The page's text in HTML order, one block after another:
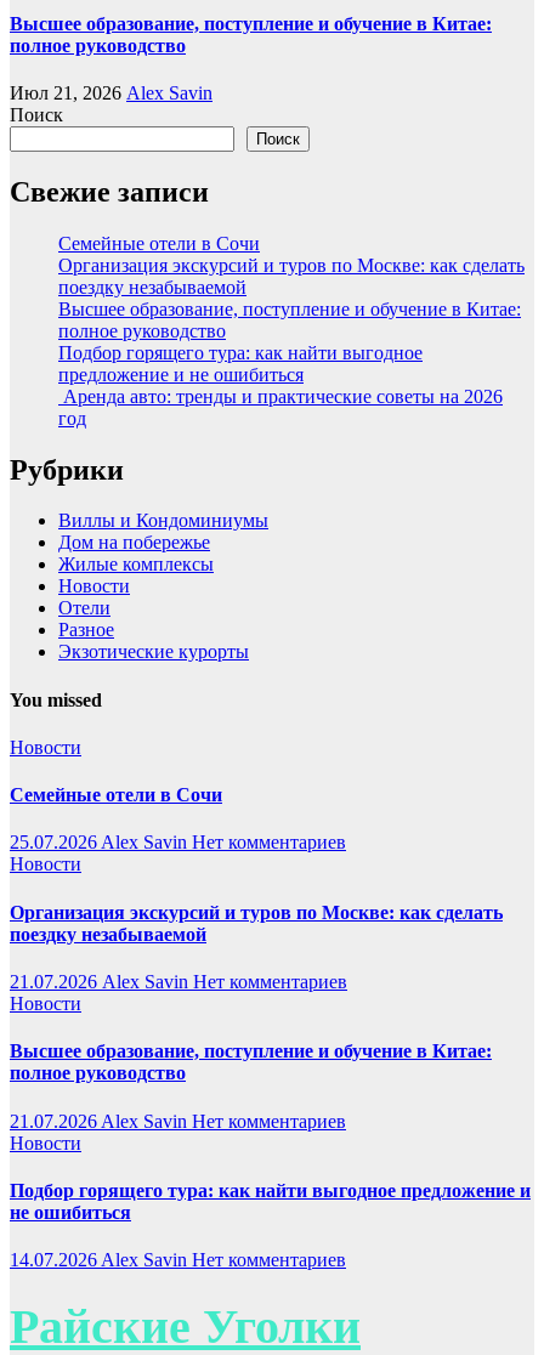
Высшее образование, поступление и обучение в Китае:
полное руководство
Июл 21, 2026 Alex Savin
Поиск
Поиск
Свежие записи
Семейные отели в Сочи
Организация экскурсий и туров по Москве: как сделать
поездку незабываемой
Высшее образование, поступление и обучение в Китае:
полное руководство
Подбор горящего тура: как найти выгодное
предложение и не ошибиться
Аренда авто: тренды и практические советы на 2026
год
Рубрики
Виллы и Кондоминиумы
Дом на побережье
Жилые комплексы
Новости
Отели
Разное
Экзотические курорты
You missed
Новости
Семейные отели в Сочи
25.07.2026Alex Savin Нет комментариев
Новости
Организация экскурсий и туров по Москве: как сделать
поездку незабываемой
21.07.2026 Alex Savin Нет комментариев
Новости
Высшее образование, поступление и обучение в Китае:
полное руководство
21.07.2026 Alex Savin Нет комментариев
Новости
Подбор горящего тура: как найти выгодное предложение и
не ошибиться
14.07.2026 Alex Savin Нет комментариев
Райские Уголки